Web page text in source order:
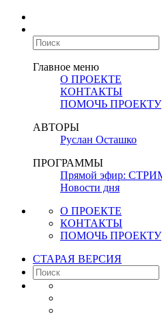
Главное меню
О ПРОЕКТЕ
КОНТАКТЫ
ПОМОЧЬ ПРОЕКТУ
АВТОРЫ
Руслан Осташко
ПРОГРАММЫ
Прямой эфир:
Новости дня
О ПРОЕКТЕ
КОНТАКТЫ
ПОМОЧЬ ПРОЕКТУ
СТАРАЯ ВЕРСИЯ